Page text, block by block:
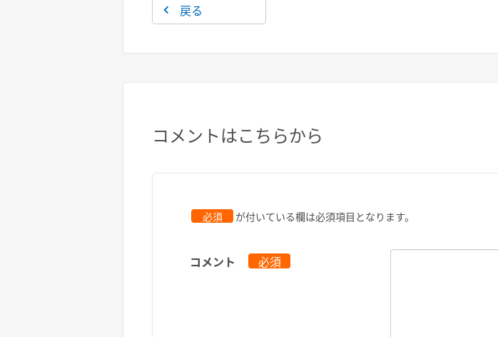
戻る
コメントはこちらから
必須 が付いている欄は必須項目となります。
コメント 必須